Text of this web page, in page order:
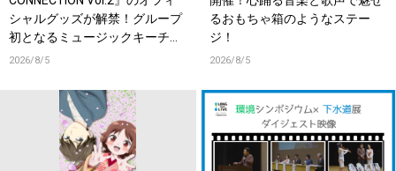
シャルグッズが解禁！グループ
初となるミュージックキーチェ
ーンが登場！
2026/8/5
るおもちゃ箱のようなステー
ジ！
2026/8/5